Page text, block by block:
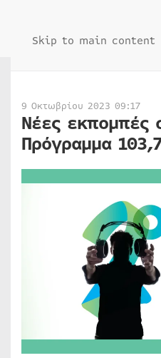
Skip to main content
9 Οκτωβρίου 2023 09:17
Νέες εκπομπές
Πρόγραμμα 103,7